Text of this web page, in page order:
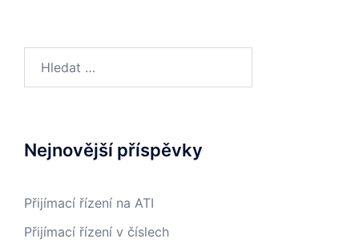
Nejnovější příspěvky
Přijímací řízení na ATI
Přijímací řízení v číslech